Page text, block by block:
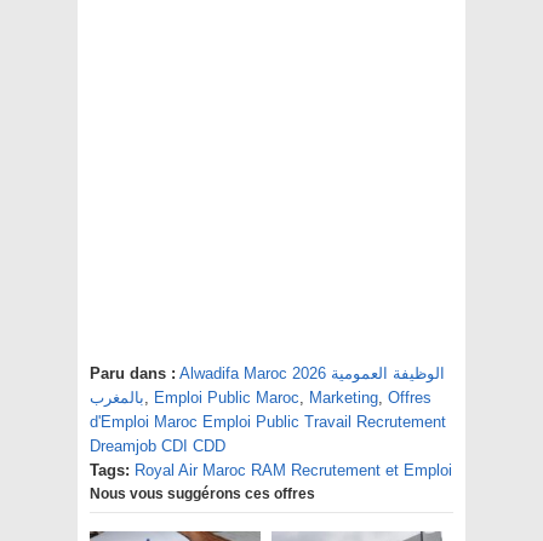
Paru dans : Alwadifa Maroc 2026 الوظيفة العمومية
بالمغرب, Emploi Public Maroc, Marketing, Offres
d'Emploi Maroc Emploi Public Travail Recrutement
Dreamjob CDI CDD
Tags: Royal Air Maroc RAM Recrutement et Emploi
Nous vous suggérons ces offres